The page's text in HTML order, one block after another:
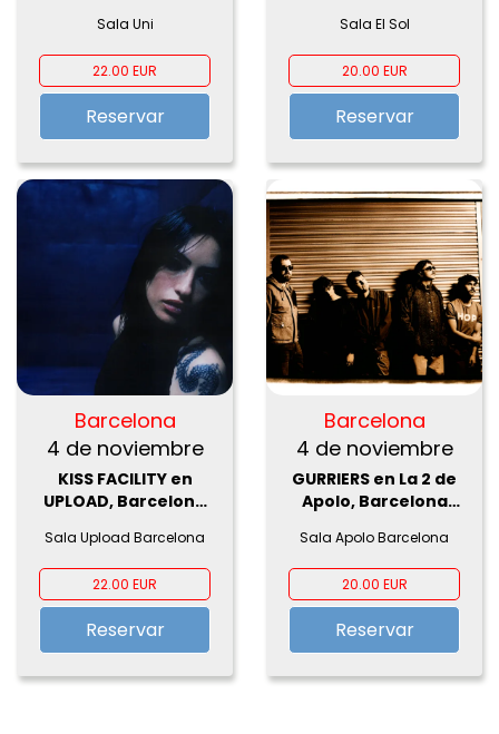
Sala Uni
22.00 EUR
Reservar
Sala El Sol
20.00 EUR
Reservar
Barcelona
4 de noviembre
KISS FACILITY en
UPLOAD, Barcelona
Sala Upload Barcelona
22.00 EUR
Reservar
Barcelona
4 de noviembre
GURRIERS en La 2 de
Apolo, Barcelona
Sala Apolo Barcelona
20.00 EUR
Reservar